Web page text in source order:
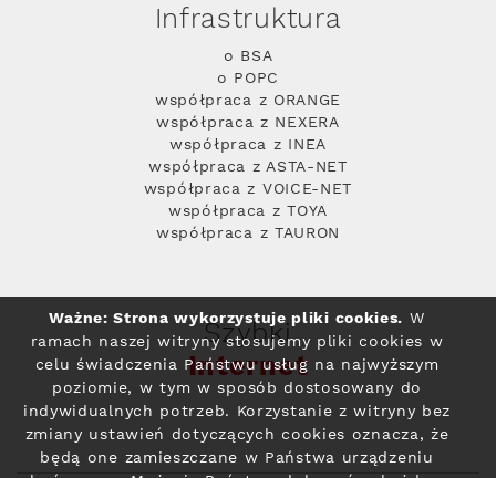
Infrastruktura
o BSA
o POPC
współpraca z ORANGE
współpraca z NEXERA
współpraca z INEA
współpraca z ASTA-NET
współpraca z VOICE-NET
współpraca z TOYA
współpraca z TAURON
Szybki
Internet
Ważne: Strona wykorzystuje pliki cookies. W
ramach naszej witryny stosujemy pliki cookies w
celu świadczenia Państwu usług na najwyższym
poziomie, w tym w sposób dostosowany do
indywidualnych potrzeb. Korzystanie z witryny bez
zmiany ustawień dotyczących cookies oznacza, że
będą one zamieszczane w Państwa urządzeniu